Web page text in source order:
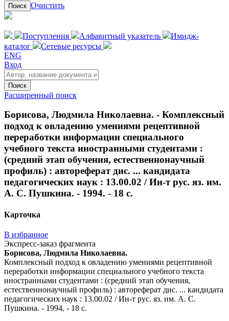
Поиск Очистить
Поступления Алфавитный указатель
Имидж-
каталог
Сетевые ресурсы
ENG
Вход
Поиск
Расширенный поиск
Борисова, Людмила Николаевна. - Комплексный
подход к овладению умениями рецептивной
переработки информации специального
учебного текста иностранными студентами :
(средний этап обучения, естественнонаучный
профиль) : автореферат дис. ... кандидата
педагогических наук : 13.00.02 / Ин-т рус. яз. им.
А. С. Пушкина. - 1994. - 18 с.
Карточка
В избранное
Экспресс-заказ фрагмента
Борисова, Людмила Николаевна.
Комплексный подход к овладению умениями рецептивной
переработки информации специального учебного текста
иностранными студентами : (средний этап обучения,
естественнонаучный профиль) : автореферат дис. ... кандидата
педагогических наук : 13.00.02 / Ин-т рус. яз. им. А. С.
Пушкина. - 1994. - 18 с.